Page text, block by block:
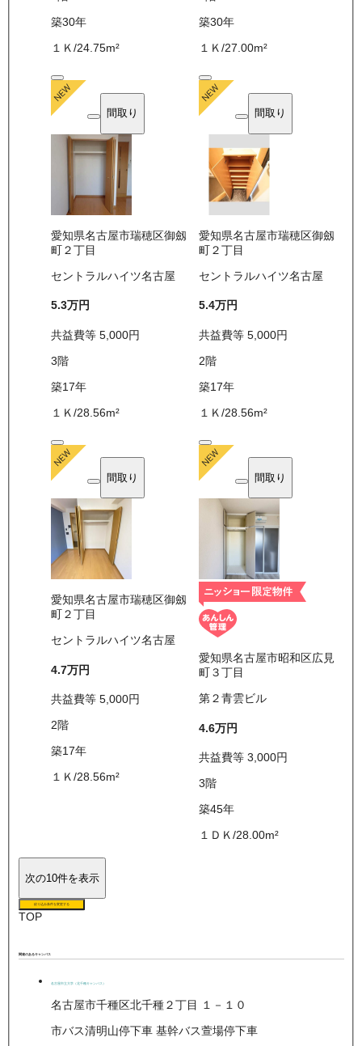
築30年
１Ｋ /24.75m²
築30年
１Ｋ/27.00m²
間取り
愛知県名古屋市瑞穂区御劔
町２丁目
セントラルハイツ名古屋
5.3万円
共益費等 5,000円
3階
築17年
１Ｋ /28.56m²
間取り
愛知県名古屋市瑞穂区御劔
町２丁目
セントラルハイツ名古屋
5.4万円
共益費等5,000円
2階
築17年
１Ｋ/28.56m²
間取り
愛知県名古屋市瑞穂区御劔
町２丁目
セントラルハイツ名古屋
4.7万円
共益費等 5,000円
2階
築17年
１Ｋ/28.56m²
間取り
愛知県名古屋市昭和区広見
町３丁目
第２青雲ビル
4.6万円
共益費等3,000円
3階
築45年
１ＤＫ/28.00m²
次の10件を表示
絞り込み条件を変更する
TOP
関連のあるキャンパス
名古屋市立大学（北千種キャンパス）
名古屋市千種区北千種２丁目 １－１０
市バス清明山停下車 基幹バス萱場停下車